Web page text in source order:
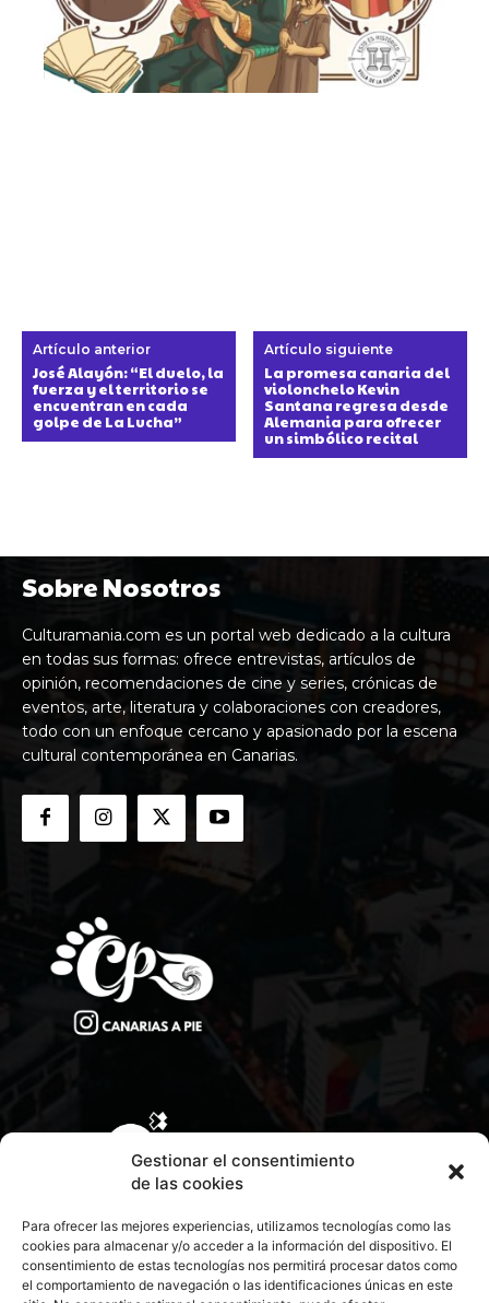
Gestionar el consentimiento
de las cookies
Para ofrecer las mejores experiencias, utilizamos tecnologías como las
cookies para almacenar y/o acceder a la información del dispositivo. El
consentimiento de estas tecnologías nos permitirá procesar datos como
el comportamiento de navegación o las identificaciones únicas en este
Artículo anterior
José Alayón: “El duelo, la
fuerza y el territorio se
encuentran en cada
golpe de La Lucha”
Artículo siguiente
La promesa canaria del
violonchelo Kevin
Santana regresa desde
Alemania para ofrecer
un simbólico recital
Sobre Nosotros
Culturamania.com es un portal web dedicado a la cultura
en todas sus formas: ofrece entrevistas, artículos de
opinión, recomendaciones de cine y series, crónicas de
eventos, arte, literatura y colaboraciones con creadores,
todo con un enfoque cercano y apasionado por la escena
cultural contemporánea en Canarias.